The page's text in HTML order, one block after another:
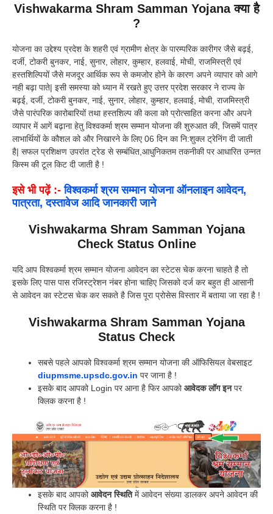
Vishwakarma Shram Samman Yojana क्या है
?
योजना का उद्देश्य प्रदेश के शहरी एवं ग्रामीण क्षेत्र के पारम्परिक कारीगर जैसे बढ़ई,
दर्जी, टोकरी बुनकर, नाई, सुनार, लोहार, कुम्हार, हलवाई, मोची, राजमिस्त्री एवं
हस्तशिल्पियों जैसे मजदूर आर्थिक रूप से कमजोर होने के कारण अपने व्यापार को आगे
नही बढ़ा पाते| इसी समस्या को ध्यान में रखते हुए उत्तर प्रदेश सरकार ने राज्य के
बढ़ई, दर्जी, टोकरी बुनकर, नाई, सुनार, लोहार, कुम्हार, हलवाई, मोची, राजमिस्त्री
जैसे पारंपरिक कारोबारियों तथा हस्तशिल्प की कला को प्रोत्साहित करना और अपने
व्यापार में आगें बढ़ाना हेतु विश्वकर्मा श्रम सम्मान योजना की शुरुआत की, जिसमें पात्र
लाभार्थियों के कौशल को और निखारने के लिए 06 दिन का नि:शुक्ल ट्रेनिंग दी जाती
है| सफल प्रशिक्षण उपरांत ट्रेड से सम्बंधित,आधुनिकतम तकनीकी पर आधारित उन्नत
किस्म की टूल किट दी जाती है !
इसे भी पढ़ें :- विश्वकर्मा श्रम सम्मान योजना ऑनलाइन आवेदन,
पात्रता, दस्तावेज आदि जानकारी जाने
Vishwakarma Shram Samman Yojana
Check Status Online
यदि आप विश्वकर्मा श्रम सम्मान योजना आवेदन का स्टेटस चेक करना चाहते है तो
इसके लिए पास पास रजिस्ट्रेशन नंबर होना चाहिए जिसको दर्ज कर बहुत ही आसानी
से आवेदन का स्टेटस चेक कर सकते है जिस पूरा प्रोसेस विस्तार में बताया जा रहा है !
Vishwakarma Shram Samman Yojana
Status Check
सबसे पहले आपको विश्वकर्मा श्रम सम्मान योजना की ऑफिसियल वेबसाइट
diupmsme.upsdc.gov.in पर जाना है !
इसके बाद आपको Login पर आना है फिर आपकोआवेदक लॉग इनपर
क्लिक करना है !
इसके बाद आपकोआवेदन स्थितिमें आवेदन संख्या डालकर अपने आवेदन की
स्थिति पर क्लिक करना है !